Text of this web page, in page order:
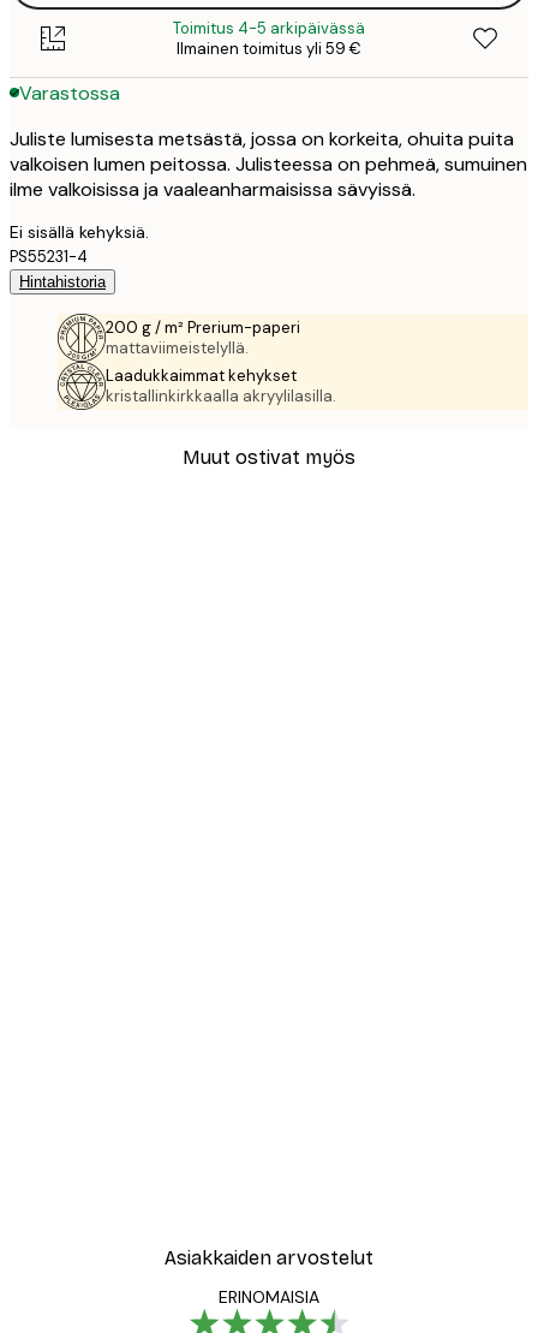
Toimitus 4-5 arkipäivässä
Ilmainen toimitus yli 59 €
Varastossa
Juliste lumisesta metsästä, jossa on korkeita, ohuita puita
valkoisen lumen peitossa. Julisteessa on pehmeä, sumuinen
ilme valkoisissa ja vaaleanharmaisissa sävyissä.
Ei sisällä kehyksiä.
PS55231-4
Hintahistoria
200 g / m² Prerium-paperi
mattaviimeistelyllä.
Laadukkaimmat kehykset
kristallinkirkkaalla akryylilasilla.
Muut ostivat myös
Asiakkaiden arvostelut
ERINOMAISIA